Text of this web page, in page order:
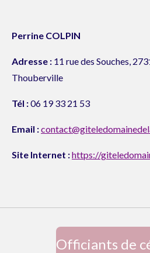
Perrine COLPIN
Adresse : 11 rue des Souches,
Thouberville
Tél :06 19 33 21 53
Email :
Site Internet :https://
Officiants de